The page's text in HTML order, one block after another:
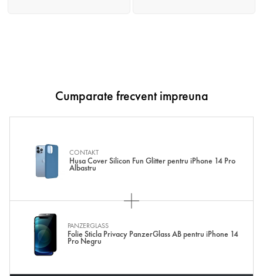
Cumparate frecvent impreuna
CONTAKT
Husa Cover Silicon Fun Glitter pentru iPhone 14 Pro
Albastru
PANZERGLASS
Folie Sticla Privacy PanzerGlass AB pentru iPhone 14
Pro Negru